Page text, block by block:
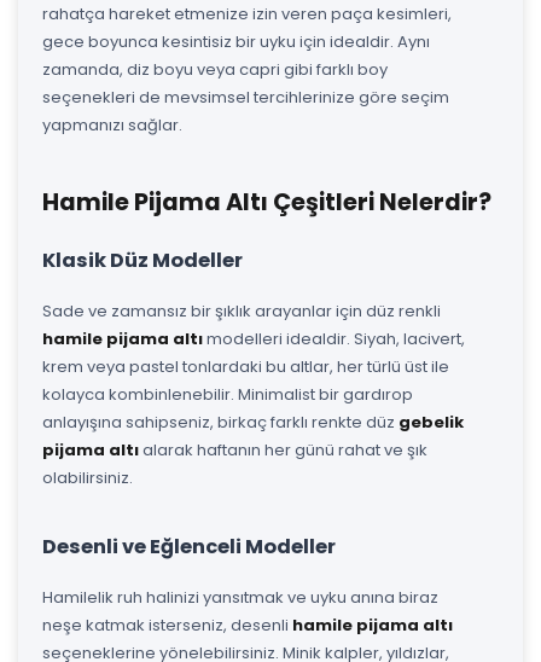
rahatça hareket etmenize izin veren paça kesimleri,
gece boyunca kesintisiz bir uyku için idealdir. Aynı
zamanda, diz boyu veya capri gibi farklı boy
seçenekleri de mevsimsel tercihlerinize göre seçim
yapmanızı sağlar.
Hamile Pijama Altı Çeşitleri Nelerdir?
Klasik Düz Modeller
Sade ve zamansız bir şıklık arayanlar için düz renkli
hamile pijama altımodelleri idealdir. Siyah, lacivert,
krem veya pastel tonlardaki bu altlar, her türlü üst ile
kolayca kombinlenebilir. Minimalist bir gardırop
anlayışına sahipseniz, birkaç farklı renkte düz gebelik
pijama altıalarak haftanın her günü rahat ve şık
olabilirsiniz.
Desenli ve Eğlenceli Modeller
Hamilelik ruh halinizi yansıtmak ve uyku anına biraz
neşe katmak isterseniz, desenli hamile pijama altı
seçeneklerine yönelebilirsiniz. Minik kalpler, yıldızlar,